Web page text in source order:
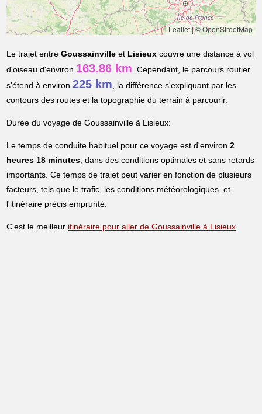
Leaflet|© OpenStreetMap
Le trajet entreGoussainville et Lisieux couvre une distance à vol
d'oiseau d'environ 163.86 km. Cependant, le parcours routier
s'étend à environ225 km, la différence s'expliquant par les
contours des routes et la topographie du terrain à parcourir.
Durée du voyage de Goussainville à Lisieux:
Le temps de conduite habituel pour ce voyage est d'environ2
heures 18 minutes, dans des conditions optimales et sans retards
importants. Ce temps de trajet peut varier en fonction de plusieurs
facteurs, tels que le trafic, les conditions météorologiques, et
l'itinéraire précis emprunté.
C'est le meilleur itinéraire pour aller de Goussainville à Lisieux.